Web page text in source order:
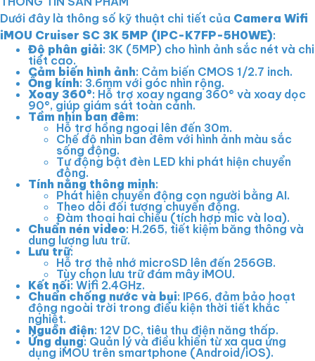
Dưới đây là thông số kỹ thuật chi tiết của Camera Wifi
iMOU Cruiser SC 3K 5MP (IPC-K7FP-5H0WE):
Độ phân giải: 3K (5MP) cho hình ảnh sắc nét và chi
tiết cao.
Cảm biến hình ảnh: Cảm biến CMOS 1/2.7 inch.
Ống kính: 3.6mm với góc nhìn rộng.
Xoay 360°: Hỗ trợ xoay ngang 360° và xoay dọc
90°, giúp giám sát toàn cảnh.
Tầm nhìn ban đêm:
Hỗ trợ hồng ngoại lên đến 30m.
Chế độ nhìn ban đêm với hình ảnh màu sắc
sống động.
Tự động bật đèn LED khi phát hiện chuyển
động.
Tính năng thông minh:
Phát hiện chuyển động con người bằng AI.
Theo dõi đối tượng chuyển động.
Đàm thoại hai chiều (tích hợp mic và loa).
Chuẩn nén video: H.265, tiết kiệm băng thông và
dung lượng lưu trữ.
Lưu trữ:
Hỗ trợ thẻ nhớ microSD lên đến 256GB.
Tùy chọn lưu trữ đám mây iMOU.
Kết nối: Wifi 2.4GHz.
Chuẩn chống nước và bụi: IP66, đảm bảo hoạt
động ngoài trời trong điều kiện thời tiết khắc
nghiệt.
Nguồn điện: 12V DC, tiêu thụ điện năng thấp.
Ứng dụng: Quản lý và điều khiển từ xa qua ứng
dụng iMOU trên smartphone (Android/iOS).